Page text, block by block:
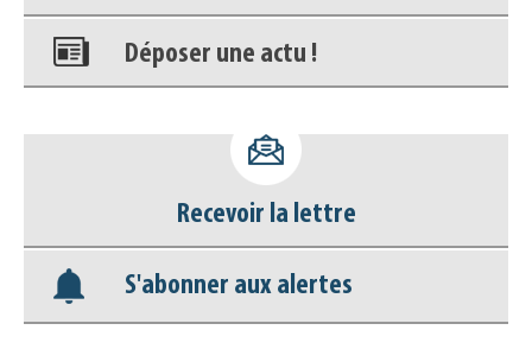
Déposer une actu !
déconnecter)
Base documentaire
Nos veilles Scoop.it
Recevoir la lettre
S'abonner aux alertes